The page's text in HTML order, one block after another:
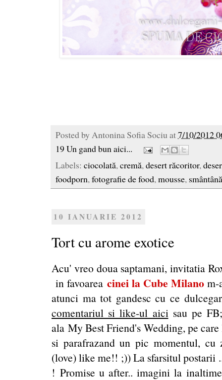
Posted by Antonina Sofia Sociu at7/10/2012
19 Un gand bun aici...
Labels: ciocolată,cremă,desert răcoritor,
foodporn,fotografie de food,mousse, smântână
10 IANUARIE 2012
Tort cu arome exotice
Acu' vreo doua saptamani, invitatia
in favoarea cinei la Cube Milano m-
atunci ma tot gandesc cu ce
comentariul si like-ul aicisau pe
alaMy Best Friend's Wedding,pe
si parafrazand un pic momentul,
(love) like me!! ;)) La sfarsitul postarii
!Promise u after.. imagini la